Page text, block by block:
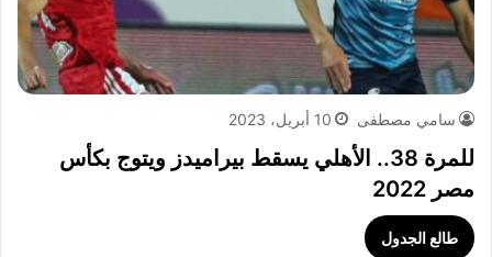
سامي مصطفى 10 أبريل، 2023
للمرة 38.. الأهلي يسقط بيراميدز ويتوج بكأس
مصر 2022
طالع الجدول